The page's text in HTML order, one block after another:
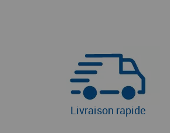
Livraison rapide